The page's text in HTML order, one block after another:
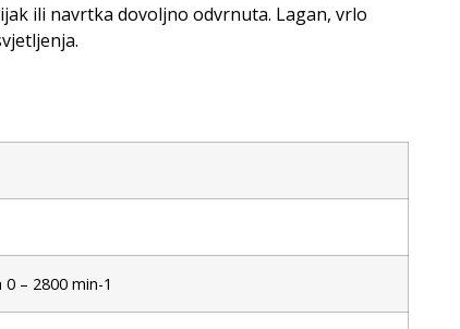
ili navrtka dovoljno odvrnuta. Lagan, vrlo
– 2800 min-1